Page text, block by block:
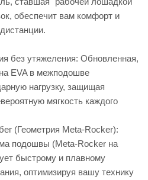
обеспечит вам комфорт и
без утяжеления: Обновленная,
EVA в межподошве
нагрузку, защищая
мягкость каждого
(Геометрия Meta-Rocker):
подошвы (Meta-Rocker на
быстрому и плавному
оптимизируя вашу технику